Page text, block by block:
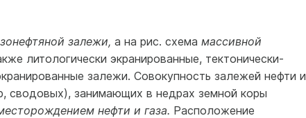
залежи, а на рис. схема массивной
литологически экранированные, тектонически-
залежи. Совокупность залежей нефти и
сводовых), занимающих в недрах земной коры
нефти и газа. Расположение